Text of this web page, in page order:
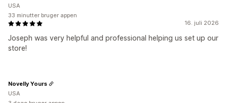
16. juli 2026
Joseph was very helpful and professional helping us set up our
store!
USA
33 minutter bruger appen
Novelly Yours
USA